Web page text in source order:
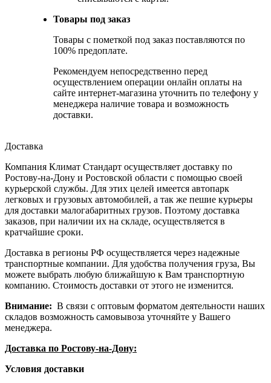
Товары под заказ
Товары с пометкой под заказ поставляются по
100% предоплате.
Рекомендуем непосредственно перед
осуществлением операции онлайн оплаты на
сайте интернет-магазина уточнить по телефону у
менеджера наличие товара и возможность
доставки.
Доставка
Компания Климат Стандарт осуществляет доставку по
Ростову-на-Дону и Ростовской области с помощью своей
курьерской службы. Для этих целей имеется автопарк
легковых и грузовых автомобилей, а так же пешие курьеры
для доставки малогабаритных грузов. Поэтому доставка
заказов, при наличии их на складе, осуществляется в
кратчайшие сроки.
Доставка в регионы РФ осуществляется через надежные
транспортные компании. Для удобства получения груза, Вы
можете выбрать любую ближайшую к Вам транспортную
компанию. Стоимость доставки от этого не изменится.
Внимание: В связи с оптовым форматом деятельности наших
складов возможность самовывоза уточняйте у Вашего
менеджера.
Доставка по Ростову-на-Дону:
Условия доставки